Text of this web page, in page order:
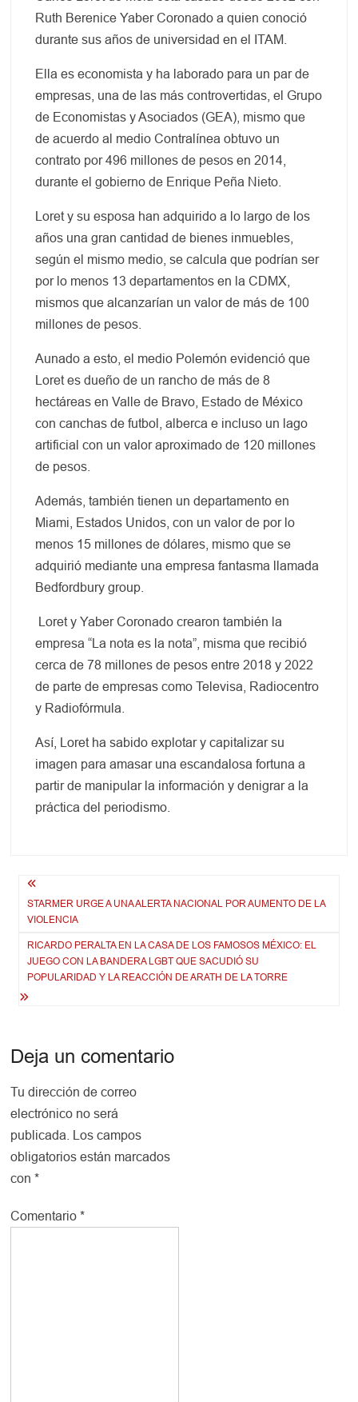
Ruth Berenice Yaber Coronado a quien conoció
durante sus años de universidad en el ITAM.
Ella es economista y ha laborado para un par de
empresas, una de las más controvertidas, el Grupo
de Economistas y Asociados (GEA), mismo que
de acuerdo al medio Contralínea obtuvo un
contrato por 496 millones de pesos en 2014,
durante el gobierno de Enrique Peña Nieto.
Loret y su esposa han adquirido a lo largo de los
años una gran cantidad de bienes inmuebles,
según el mismo medio, se calcula que podrían ser
por lo menos 13 departamentos en la CDMX,
mismos que alcanzarían un valor de más de 100
millones de pesos.
Aunado a esto, el medio Polemón evidenció que
Loret es dueño de un rancho de más de 8
hectáreas en Valle de Bravo, Estado de México
con canchas de futbol, alberca e incluso un lago
artificial con un valor aproximado de 120 millones
de pesos.
Además, también tienen un departamento en
Miami, Estados Unidos, con un valor de por lo
menos 15 millones de dólares, mismo que se
adquirió mediante una empresa fantasma llamada
Bedfordbury group.
Loret y Yaber Coronado crearon también la
empresa “La nota es la nota”, misma que recibió
cerca de 78 millones de pesos entre 2018 y 2022
de parte de empresas como Televisa, Radiocentro
y Radiofórmula.
Así, Loret ha sabido explotar y capitalizar su
imagen para amasar una escandalosa fortuna a
partir de manipular la información y denigrar a la
práctica del periodismo.
Navegación
de
entradas
STARMER URGE A UNA ALERTA NACIONAL POR AUMENTO DE LA
VIOLENCIA
RICARDO PERALTA EN LA CASA DE LOS FAMOSOS MÉXICO: EL
JUEGO CON LA BANDERA LGBT QUE SACUDIÓ SU
POPULARIDAD Y LA REACCIÓN DE ARATH DE LA TORRE
Deja un comentario
Tu dirección de correo
electrónico no será
publicada.
Los campos
obligatorios están marcados
con*
Comentario*